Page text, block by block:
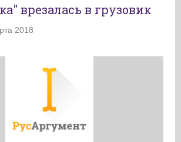
врезалась в грузовик
2018